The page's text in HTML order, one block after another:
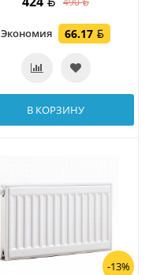
Экономия 66.17
В КОРЗИНУ
-13%